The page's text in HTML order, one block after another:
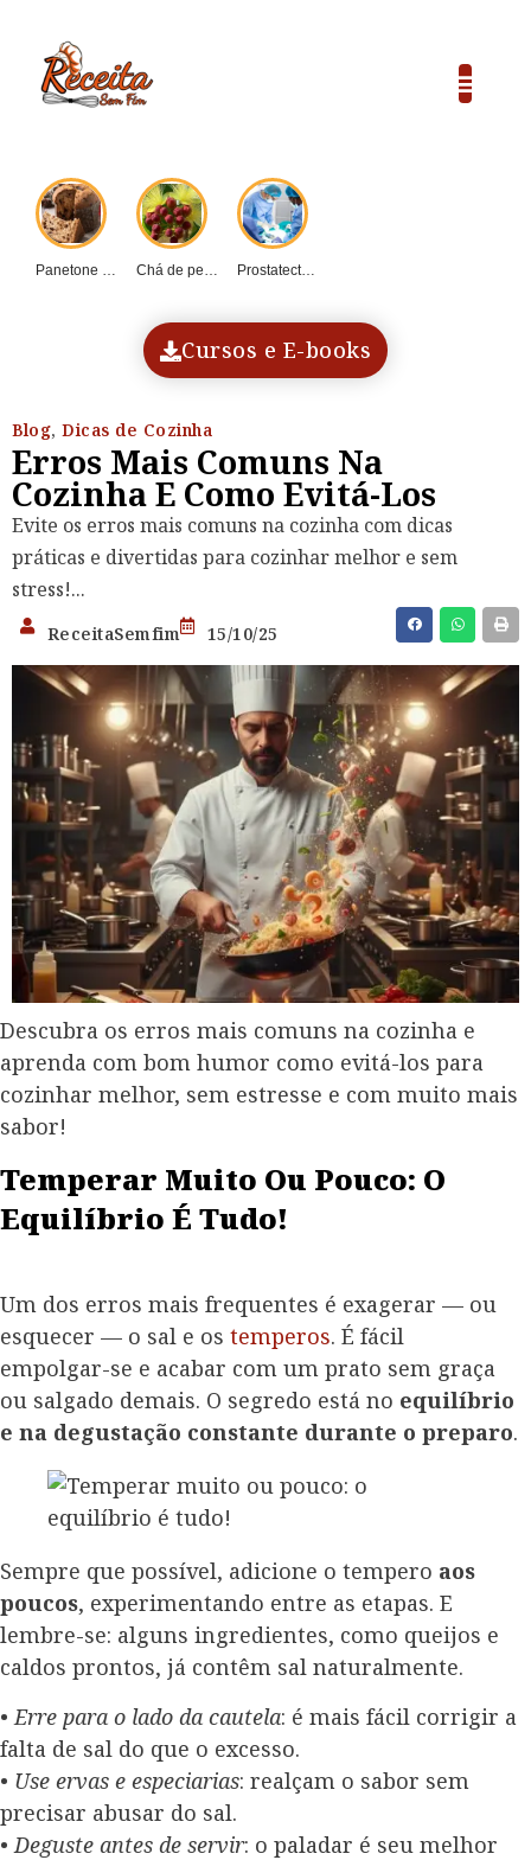
Panetone caseiro vs.... Chá de pequi:... Prostatectomia: Guia completo...
Cursos e E-books
Blog, Dicas de Cozinha
Erros Mais Comuns Na
Cozinha E Como Evitá-Los
Evite os erros mais comuns na cozinha com dicas
práticas e divertidas para cozinhar melhor e sem
stress!...
ReceitaSemfim 15/10/25
Descubra os erros mais comuns na cozinha e
aprenda com bom humor como evitá-los para
cozinhar melhor, sem estresse e com muito mais
sabor!
Temperar Muito Ou Pouco: O
Equilíbrio É Tudo!
Um dos erros mais frequentes é exagerar — ou
esquecer — o sal e os temperos. É fácil
empolgar-se e acabar com um prato sem graça
ou salgado demais. O segredo está no equilíbrio
e na degustação constante durante o preparo.
Sempre que possível, adicione o tempero aos
poucos, experimentando entre as etapas. E
lembre-se: alguns ingredientes, como queijos e
caldos prontos, já contêm sal naturalmente.
•Erre para o lado da cautela: é mais fácil corrigir a
falta de sal do que o excesso.
• Use ervas e especiarias: realçam o sabor sem
precisar abusar do sal.
•Deguste antes de servir: o paladar é seu melhor